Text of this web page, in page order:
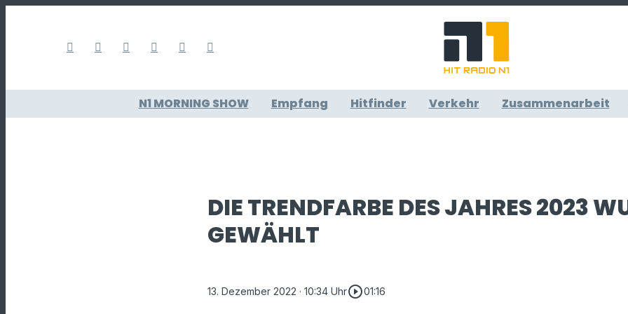
N1 MORNING SHOW Empfang Hitfinder Verkehr Zusammenarbeit
DIE TRENDFARBE DES JAHRES 2023
GEWÄHLT
13. Dezember 2022 · 10:34 Uhrplay_circle_outline01:16